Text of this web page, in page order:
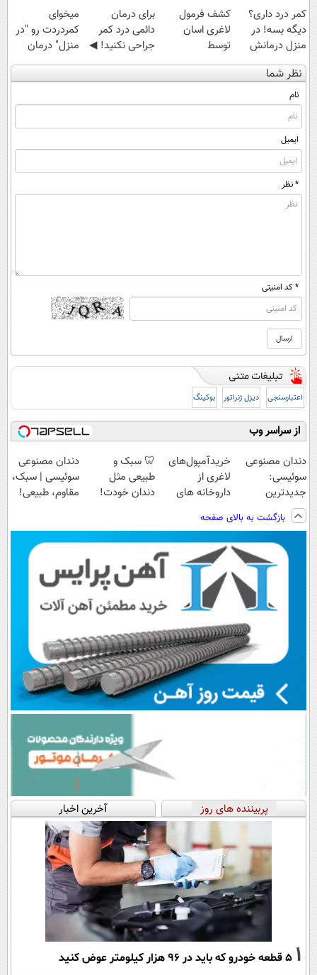
کمر درد داری؟
دیگه بسه! در
منزل درمانش
کن
(◀پرسش‌نامه)
کشف فرمول
لاغری اسان
توسط
متخصصان ایرانی
برای درمان
دائمی درد کمر
جراحی نکنید! ◀
پرسش‌نامه رو پر
کن ▶
میخوای
کمردردت رو "در
منزل" درمان
کنی؟ (◂فیلم +
◂پرسش‌نامه)
نظر شما
نام
ایمیل
* نظر
* کد امنیتی
اعتبارسنجی دیزل ژنراتور بوکینگ
از سراسر وب
دندان مصنوعی
سوئیسی:
جدیدترین
فناوری اروپا،
سبک و مقاوم |
پرداخت قسطی
خریدآمپول‌های
لاغری از
داروخانه های
فوری همراه با
پک یخ!
🦷 سبک و
طبیعی مثل
دندان خودت!
💳 📍 تهران
دندان مصنوعی
سوئیسی | سبک،
مقاوم، طبیعی!
اقساطی😍
بازگشت به بالای صفحه
پربیننده های روز آخرین اخبار
1 ۵ قطعه خودرو که باید در ۹۶ هزار کیلومتر عوض کنید